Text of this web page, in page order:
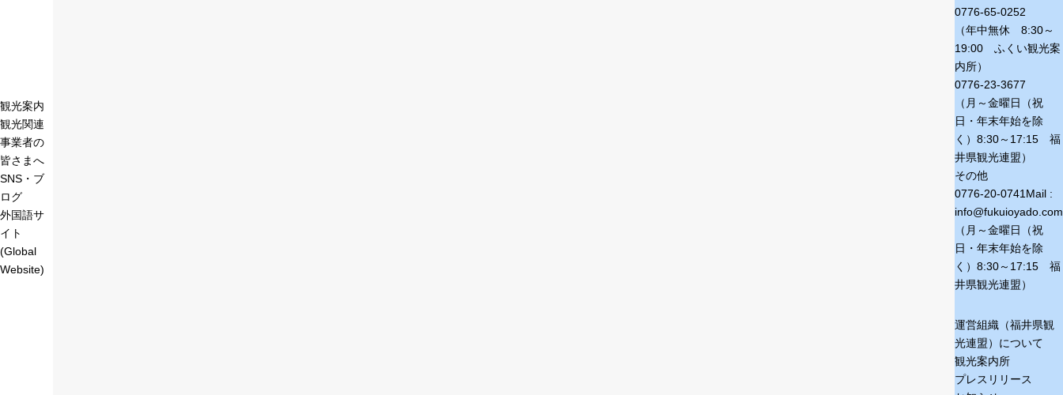
観光案内
観光関連
事業者の
皆さまへ
SNS・ブ
ログ
外国語サ
イト
(Global
Website)
0776-65-0252
（年中無休 8:30～
19:00 ふくい観光案
内所）
0776-23-3677
（月～金曜日（祝
日・年末年始を除
く） 8:30～17:15 福
井県観光連盟）
その他
0776-20-0741 Mail :
info@fukuioyado.com
（月～金曜日（祝
日・年末年始を除
く） 8:30～17:15 福
井県観光連盟）
運営組織（福井県観
光連盟）について
観光案内所
プレスリリース